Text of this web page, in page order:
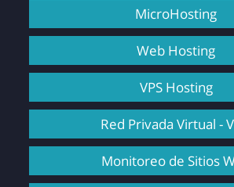
MicroHosting
Web Hosting
VPS Hosting
Red Privada Virtual -
Monitoreo de Sitios